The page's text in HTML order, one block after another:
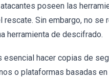
poseen las
Sin embargo, no se
herramienta de descifrado.
hacer copias de
o plataformas basadas